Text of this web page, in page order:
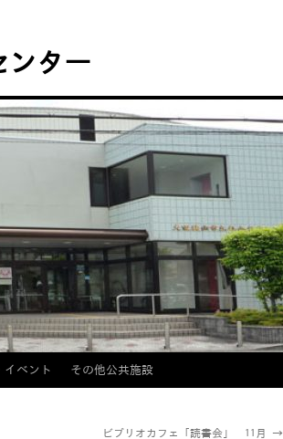
ター
イベント その他公共施設
ビブリオカフェ「読書会」 11月 →